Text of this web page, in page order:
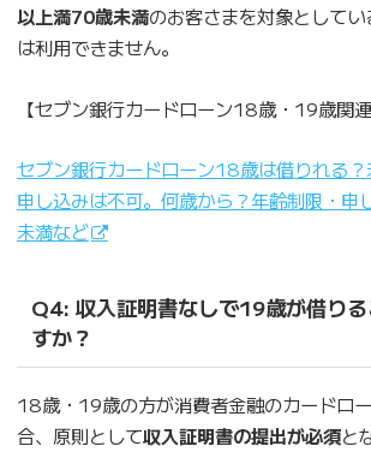
以上満70歳未満のお客さまを対象として
は利用できません。
【セブン銀行カードローン18歳・19歳関連
セブン銀行カードローン18歳は借りれる
申し込みは不可。何歳から？年齢制限・申
未満など
Q4: 収入証明書なしで19歳が借り
すか？
18歳・19歳の方が消費者金融のカードロ
合、原則として収入証明書の提出が必須と